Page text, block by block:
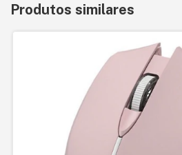
Produtos similares